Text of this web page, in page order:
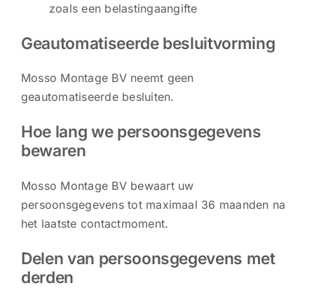
zoals een belastingaangifte
Geautomatiseerde besluitvorming
Mosso Montage BV neemt geen
geautomatiseerde besluiten.
Hoe lang we persoonsgegevens
bewaren
Mosso Montage BV bewaart uw
persoonsgegevens tot maximaal 36 maanden na
het laatste contactmoment.
Delen van persoonsgegevens met
derden